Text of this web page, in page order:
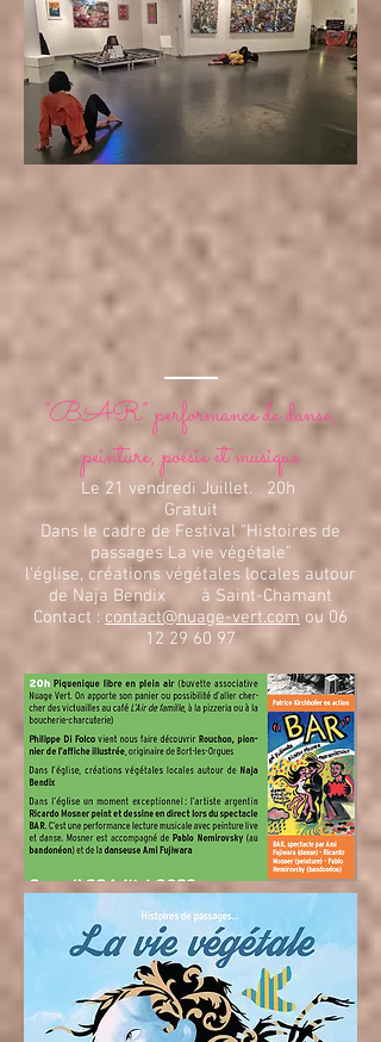
“BAR” performance de danse,
peinture, poésie et musique
Le 21 vendredi Juillet. 20h
Gratuit
Dans le cadre de Festival "Histoires de
passages La vie végétale"
l’église, créations végétales locales autour
de Naja Bendix à Saint-Chamant
Contact : contact@nuage-vert.com ou 06
12 29 60 97